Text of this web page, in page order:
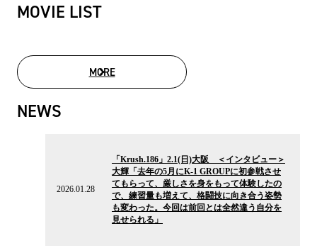
MOVIE LIST
MOREMOVIE LIST
NEWS
2026.01.28
「Krush.186」2.1(日)大阪 ＜インタビュー＞
大輝「去年の5月にK-1 GROUPに初参戦させ
てもらって、厳しさを身をもって体験したの
で、練習量も増えて、格闘技に向き合う姿勢
も変わった。今回は前回とは全然違う自分を
見せられる」